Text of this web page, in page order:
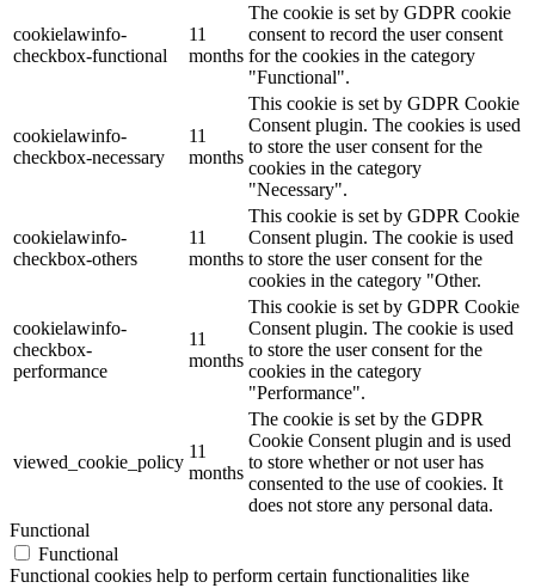
cookielawinfo-
checkbox-functional
11
months
The cookie is set by GDPR cookie
consent to record the user consent
for the cookies in the category
"Functional".
cookielawinfo-
checkbox-necessary
11
months
This cookie is set by GDPR Cookie
Consent plugin. The cookies is used
to store the user consent for the
cookies in the category
"Necessary".
cookielawinfo-
checkbox-others
11
months
This cookie is set by GDPR Cookie
Consent plugin. The cookie is used
to store the user consent for the
cookies in the category "Other.
cookielawinfo-
checkbox-
performance
11
months
This cookie is set by GDPR Cookie
Consent plugin. The cookie is used
to store the user consent for the
cookies in the category
"Performance".
viewed_cookie_policy
11
months
The cookie is set by the GDPR
Cookie Consent plugin and is used
to store whether or not user has
consented to the use of cookies. It
does not store any personal data.
Functional
Functional
Functional cookies help to perform certain functionalities like